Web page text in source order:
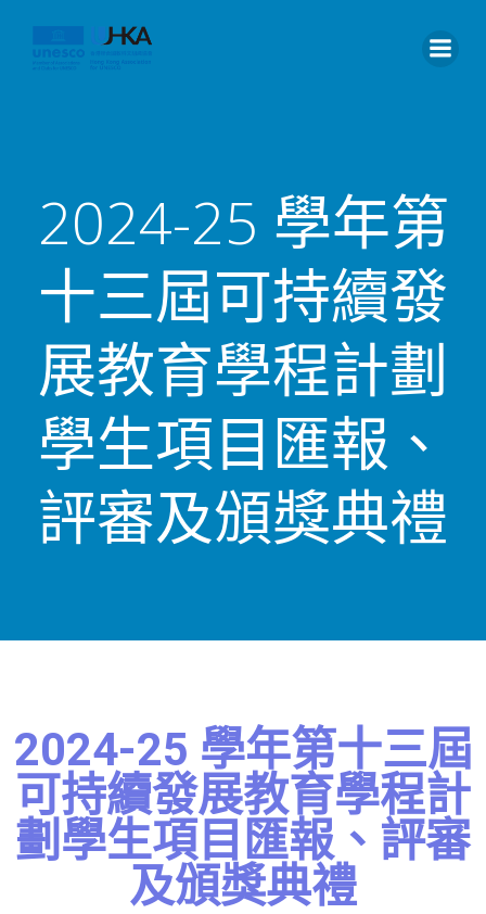
2024-25 學年第
十三屆可持續發
展教育學程計劃
學生項目匯報、
評審及頒獎典禮
2024-25 學年第十三屆
可持續發展教育學程計
劃學生項目匯報、評審
及頒獎典禮